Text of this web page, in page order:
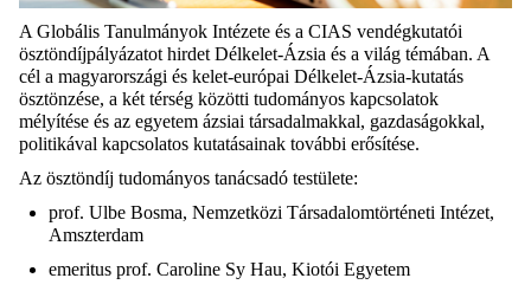
A Globális Tanulmányok Intézete és a CIAS vendégkutatói
ösztöndíjpályázatot hirdet Délkelet-Ázsia és a világ témában. A
cél a magyarországi és kelet-európai Délkelet-Ázsia-kutatás
ösztönzése, a két térség közötti tudományos kapcsolatok
mélyítése és az egyetem ázsiai társadalmakkal, gazdaságokkal,
politikával kapcsolatos kutatásainak további erősítése.
Az ösztöndíj tudományos tanácsadó testülete:
prof. Ulbe Bosma, Nemzetközi Társadalomtörténeti Intézet,
Amszterdam
emeritus prof. Caroline Sy Hau, Kiotói Egyetem